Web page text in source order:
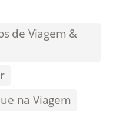
de Viagem &
na Viagem